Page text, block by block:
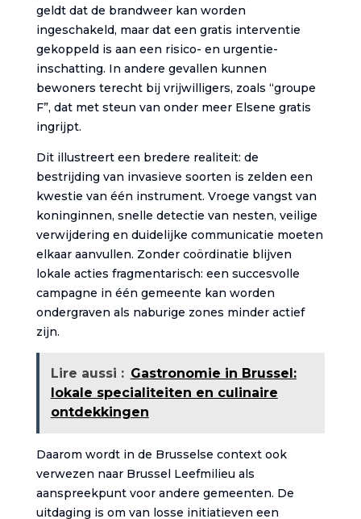
geldt dat de brandweer kan worden
ingeschakeld, maar dat een gratis interventie
gekoppeld is aan een risico- en urgentie-
inschatting. In andere gevallen kunnen
bewoners terecht bij vrijwilligers, zoals “groupe
F”, dat met steun van onder meer Elsene gratis
ingrijpt.
Dit illustreert een bredere realiteit: de
bestrijding van invasieve soorten is zelden een
kwestie van één instrument. Vroege vangst van
koninginnen, snelle detectie van nesten, veilige
verwijdering en duidelijke communicatie moeten
elkaar aanvullen. Zonder coördinatie blijven
lokale acties fragmentarisch: een succesvolle
campagne in één gemeente kan worden
ondergraven als naburige zones minder actief
zijn.
Lire aussi : Gastronomie in Brussel:
lokale specialiteiten en culinaire
ontdekkingen
Daarom wordt in de Brusselse context ook
verwezen naar Brussel Leefmilieu als
aanspreekpunt voor andere gemeenten. De
uitdaging is om van losse initiatieven een